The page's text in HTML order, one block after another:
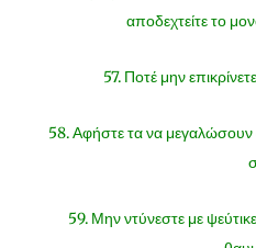
αποδεχτείτε το
57. Ποτέ μην
58. Αφήστε τα να
59. Μην ντύνεστε με